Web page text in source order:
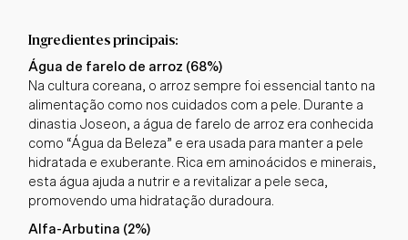
Ingredientes principais:
Água de farelo de arroz (68%)
Na cultura coreana, o arroz sempre foi essencial tanto na
alimentação como nos cuidados com a pele. Durante a
dinastia Joseon, a água de farelo de arroz era conhecida
como “Água da Beleza” e era usada para manter a pele
hidratada e exuberante. Rica em aminoácidos e minerais,
esta água ajuda a nutrir e a revitalizar a pele seca,
promovendo uma hidratação duradoura.
Alfa-Arbutina (2%)